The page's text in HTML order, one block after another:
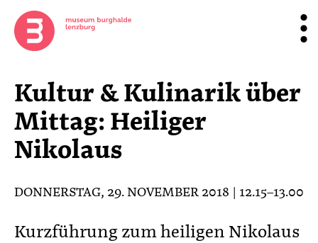
Kultur & Kulinarik über
Mittag: Heiliger
Nikolaus
DONNERSTAG, 29. NOVEMBER 2018 | 12.15–13.00
Kurzführung zum heiligen Nikolaus